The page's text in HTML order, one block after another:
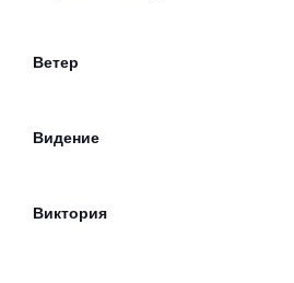
Ветер
Видение
Виктория